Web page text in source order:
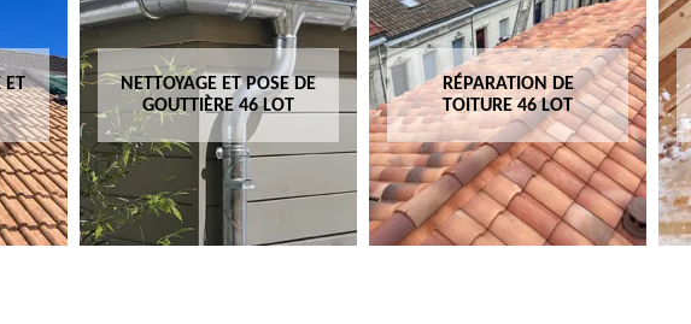
ET
NETTOYAGE ET POSE DE
GOUTTIÈRE 46 LOT
RÉPARATION DE
TOITURE 46 LOT